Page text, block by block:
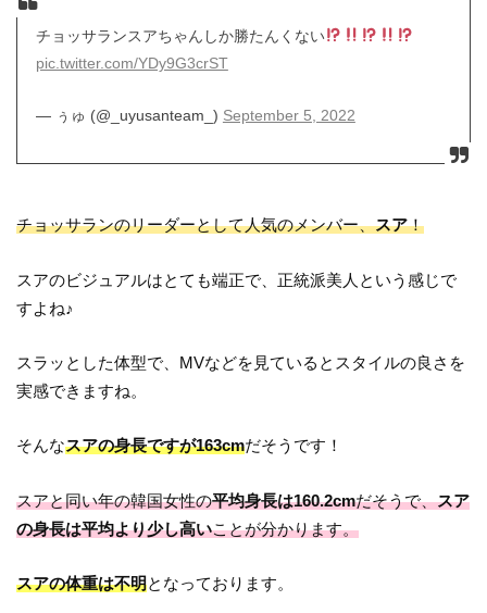
チョッサランスアちゃんしか勝たんくない
pic.twitter.com/YDy9G3crST
— ぅゅ (@_uyusanteam_) September 5, 2022
チョッサランのリーダーとして人気のメンバー、スア！
スアのビジュアルはとても端正で、正統派美人という感じで
すよね♪
スラッとした体型で、MVなどを見ているとスタイルの良さを
実感できますね。
そんなスアの身長ですが163cmだそうです！
スアと同い年の韓国女性の平均身長は160.2cmだそうで、スア
の身長は平均より少し高いことが分かります。
スアの体重は不明となっております。